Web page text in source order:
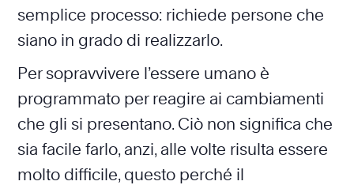
semplice processo: richiede persone che
siano in grado di realizzarlo.
Per sopravvivere l’essere umano è
programmato per reagire ai cambiamenti
che gli si presentano. Ciò non significa che
sia facile farlo, anzi, alle volte risulta essere
molto difficile, questo perché il